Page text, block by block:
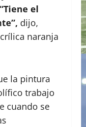
“Tiene el
dijo,
naranja
la pintura
trabajo
cuando se